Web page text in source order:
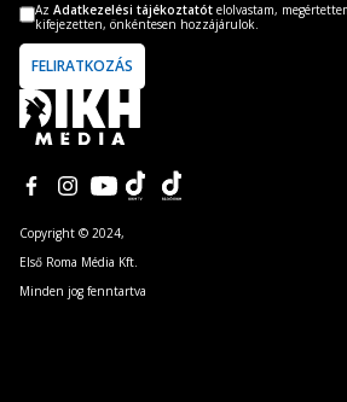
Az Adatkezelési tájékoztatót elolvastam,
kifejezetten, önkéntesen hozzájárulok.
Copyright © 2024,
Első Roma Média Kft.
Minden jog fenntartva